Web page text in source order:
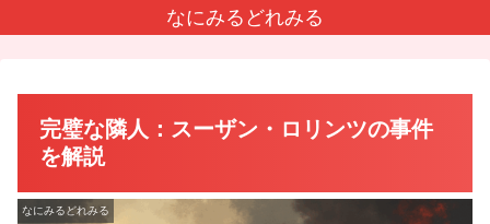
なにみるどれみる
完璧な隣人：スーザン・ロリンツの事件
を解説
なにみるどれみる